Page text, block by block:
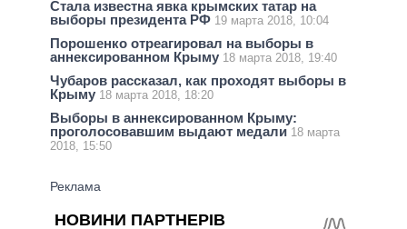
Стала известна явка крымских татар на
выборы президента РФ 19 марта 2018, 10:04
Порошенко отреагировал на выборы в
аннексированном Крыму 18 марта 2018, 19:40
Чубаров рассказал, как проходят выборы в
Крыму 18 марта 2018, 18:20
Выборы в аннексированном Крыму:
проголосовавшим выдают медали 18 марта
2018, 15:50